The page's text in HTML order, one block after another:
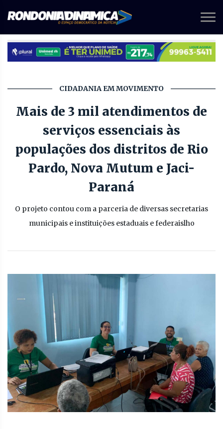
CIDADANIA EM MOVIMENTO
Mais de 3 mil atendimentos de
serviços essenciais às
populações dos distritos de Rio
Pardo, Nova Mutum e Jaci-
Paraná
O projeto contou com a parceria de diversas secretarias
municipais e instituições estaduais e federaislho